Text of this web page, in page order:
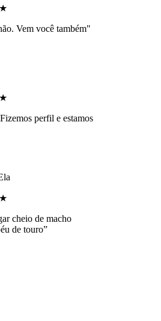
Vem você também"
perfil e estamos
cheio de macho
de touro”